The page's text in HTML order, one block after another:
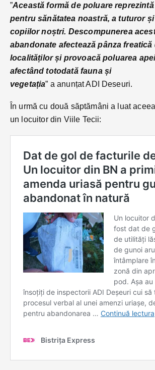
”Această formă de poluare
pentru sănătatea noastră, a tuturor și
copiilor noștri. Descompunerea
abandonate afectează pânza
localităților și provoacă poluarea
afectând totodată fauna și
vegetația” a anunțat ADI Deseuri.
În urmă cu două săptămâni a luat
un locuitor din Viile Tecii: